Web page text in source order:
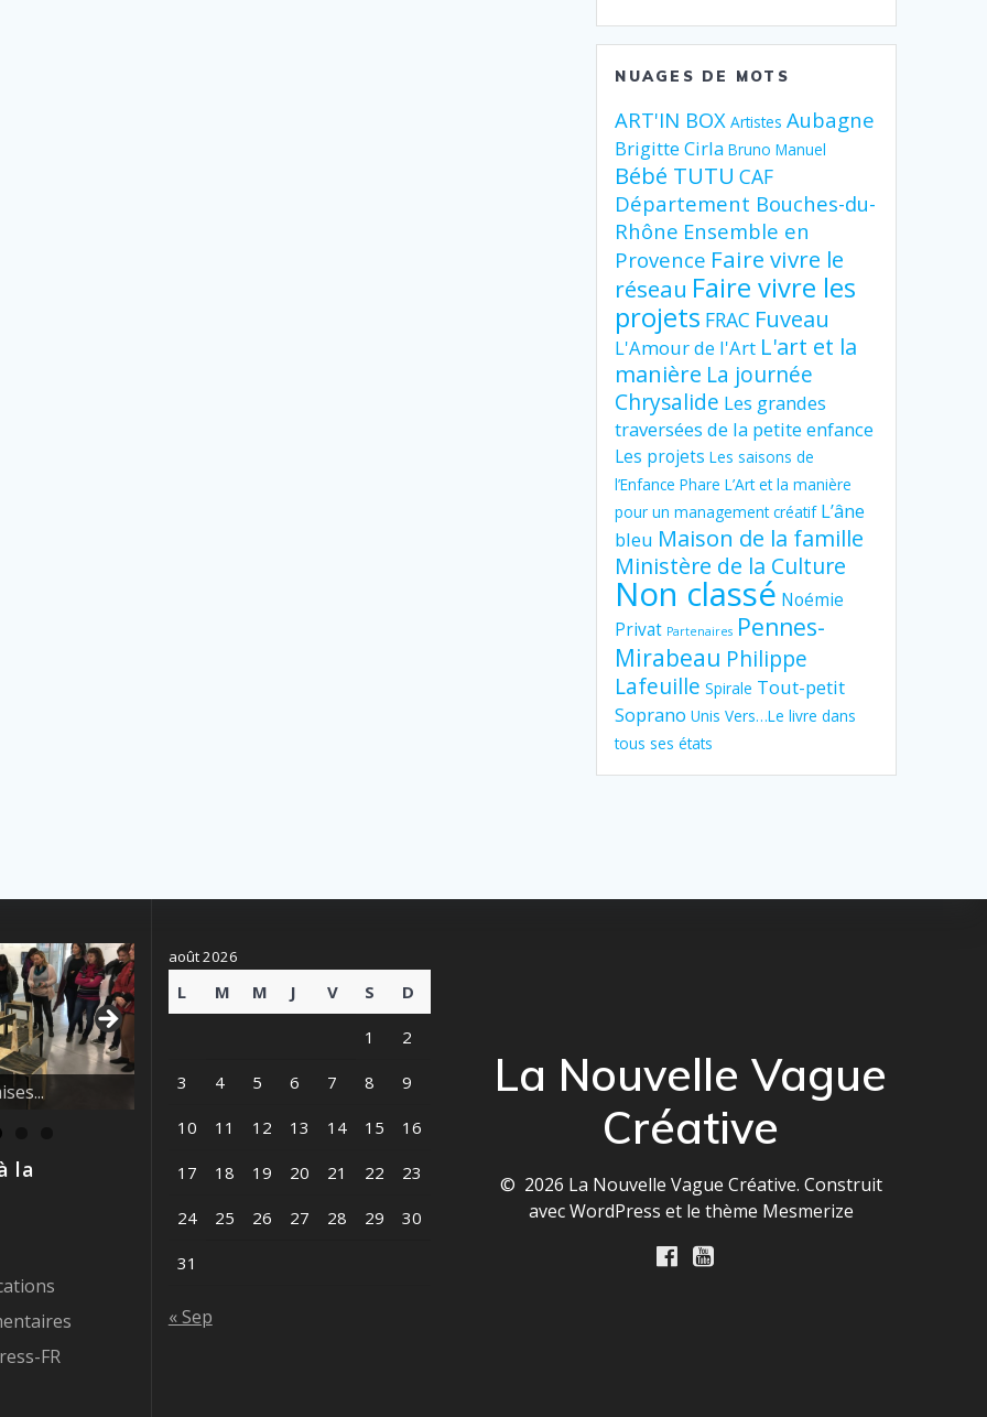
NUAGES DE MOTS
ART'IN BOX Artistes Aubagne
Brigitte Cirla Bruno Manuel
Bébé TUTU CAF
Département Bouches-du-
Rhône Ensemble en
Provence Faire vivre le
réseau Faire vivre les
projets FRAC Fuveau
L'Amour de l'Art L'art et la
manière La journée
Chrysalide Les grandes
traversées de la petite enfance
Les projets Les saisons de
l’Enfance Phare L’Art et la manière
pour un management créatif L’âne
bleu Maison de la famille
Ministère de la Culture
Non classé Noémie
Privat Partenaires Pennes-
Mirabeau Philippe
Lafeuille Spirale Tout-petit
Soprano Unis Vers…Le livre dans
tous ses états
des
la
FR
août 2026
L M M J V S D
1 2
3 4 5 6 7 8 9
10 11 12 13 14 15 16
17 18 19 20 21 22 23
24 25 26 27 28 29 30
31
« Sep
La Nouvelle Vague
Créative
© 2026 La Nouvelle Vague Créative. Construit
avec WordPress et le thème Mesmerize